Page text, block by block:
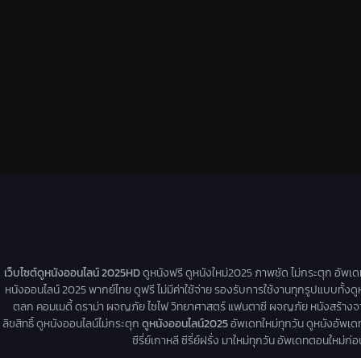
เว็บไซต์ดูหนังออนไลน์ 2025HDดูหนังฟรี ดูหนังใหม่2025 ภาพชัด ไม่กระตุก อัพเ
หนังออนไลน์ 2025 พากย์ไทย ดูฟรี ไม่มีค่าใช้จ่าย รองรับการใช้งานทุกรูปแบบทั้
ตลก คอมเมดี้ ดราม่า ผจญภัย ไซไฟ วิทยาศาสตร์ แฟนตาซี ผจญภัย หนังสร้างจ
ลิขสิทธิ์ ดูหนังออนไลน์ไม่กระตุกดูหนังออนไลน์2025อัพเดทใหม่ทุกวัน ดูหนังอัพเด
ซีรี่ย์เกาหลี ซีรี่ย์ฝรั่ง มาใหม่ทุกวัน อัพเดทตอนใหม่ก่